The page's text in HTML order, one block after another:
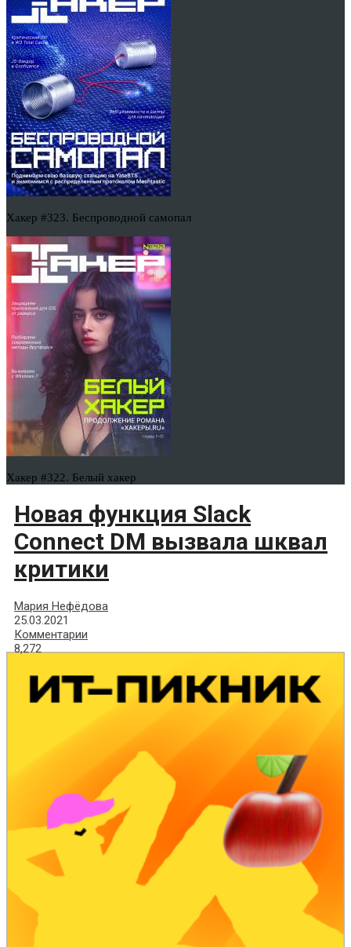
Хакер #323. Беспроводной самопал
Хакер #322. Белый хакер
Новая функция Slack
Connect DM вызвала шквал
критики
Мария Нефёдова
25.03.2021
Комментарии
8,272